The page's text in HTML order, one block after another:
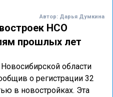
Автор: Дарья Думкина
НСО
прошлых лет
области
о регистрации 32
в новостройках. Эта